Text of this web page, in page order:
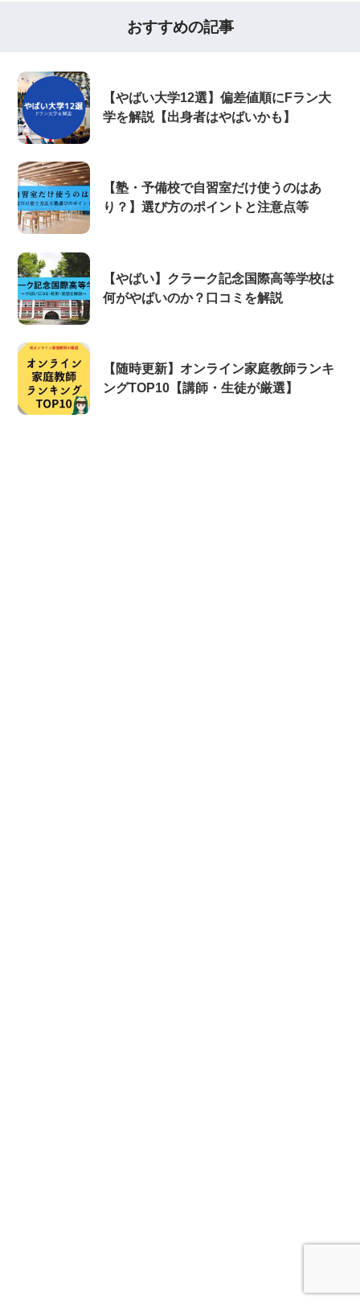
おすすめの記事
【やばい大学12選】偏差値順にFラン大
学を解説【出身者はやばいかも】
【塾・予備校で自習室だけ使うのはあ
り？】選び方のポイントと注意点等
【やばい】クラーク記念国際高等学校は
何がやばいのか？口コミを解説
【随時更新】オンライン家庭教師ランキ
ングTOP10【講師・生徒が厳選】